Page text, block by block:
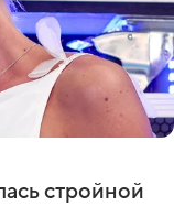
стройной